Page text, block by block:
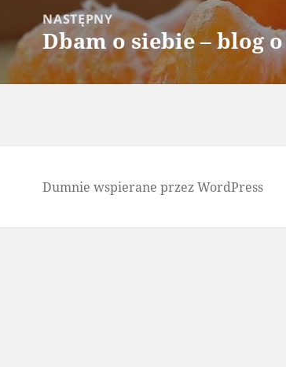
NASTĘPNY
Następny
wpis:
Dbam o siebie – blog
Dumnie wspierane przez WordPress